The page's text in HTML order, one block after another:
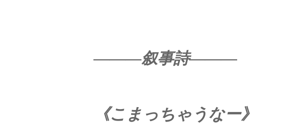
―――叙事詩―――
《こまっちゃうなー》